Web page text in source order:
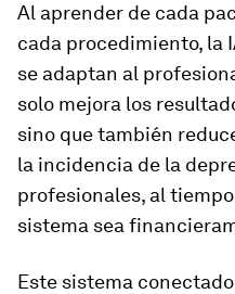
Al aprender de cada
cada procedimiento, la
se adaptan al
solo mejora los
sino que también
la incidencia de la
profesionales, al
sistema sea
Este sistema